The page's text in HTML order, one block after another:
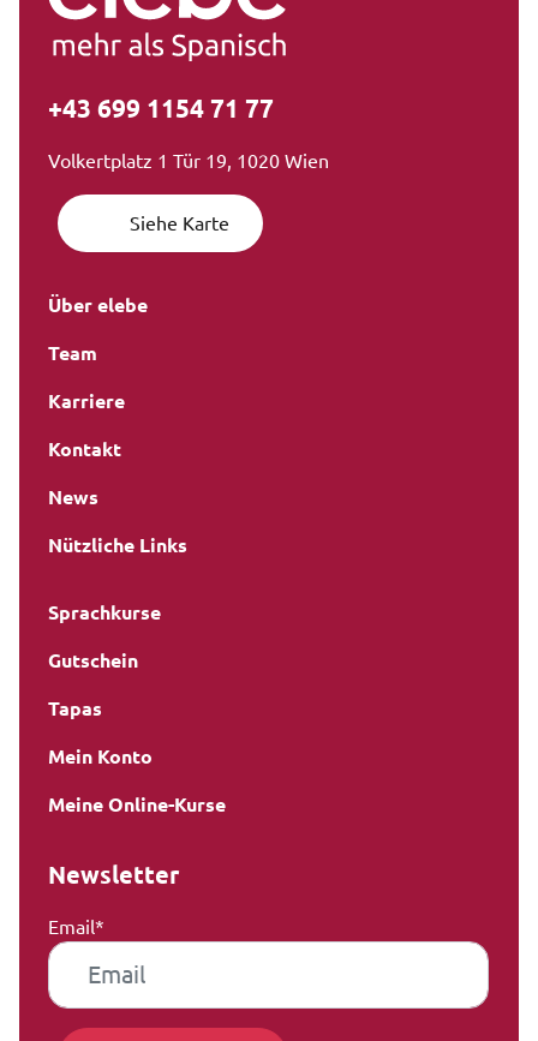
+43 699 1154 71 77
Volkertplatz 1 Tür 19, 1020 Wien
Siehe Karte
Über elebe
Team
Karriere
Kontakt
News
Nützliche Links
Sprachkurse
Gutschein
Tapas
Mein Konto
Meine Online-Kurse
Newsletter
Email*